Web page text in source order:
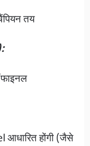
तय
होंगी (जैसे